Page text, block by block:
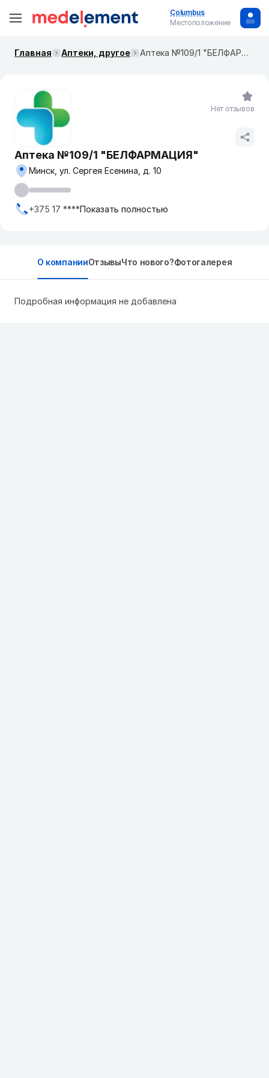
Columbus
Местоположение
Главная Аптеки, другое Аптека №109/1 "БЕЛФАРМАЦИЯ"
Аптека №109/1 "БЕЛФАРМАЦИЯ"
Минск, ул. Сергея Есенина, д. 10
+375 17 ****Показать полностью
Нет отзывов
О компанииОтзывыЧто нового?Фотогалерея
Подробная информация не добавлена